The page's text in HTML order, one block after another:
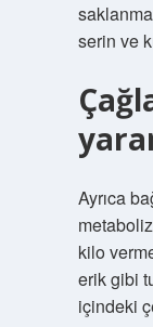
serin ve
Ayrıca
kilo
erik gibi
içindeki